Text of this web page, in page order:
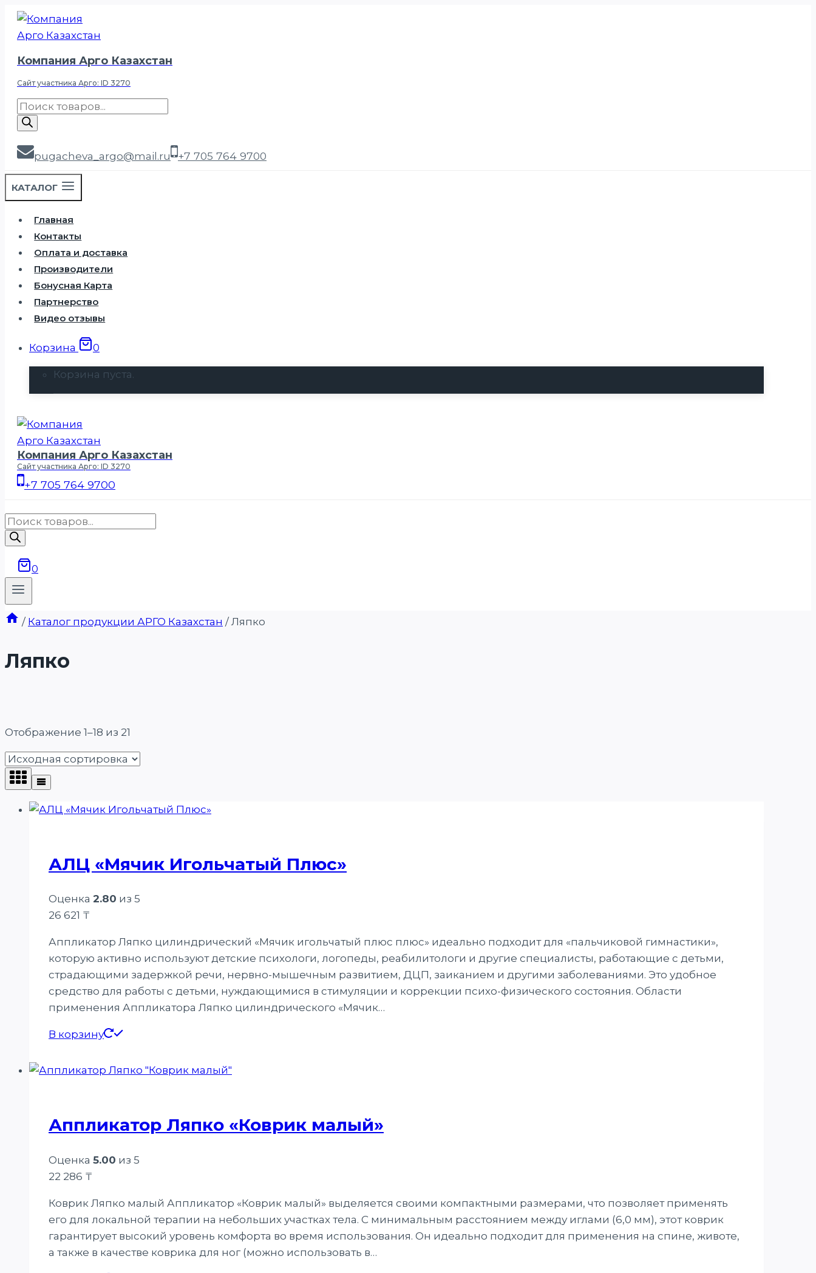
Перейти
Компания Арго Казахстан
Сайт участника Арго: ID 3270
Поиск
товаров
pugacheva_argo@mail.ru +7 705 764 9700
КАТАЛОГ
Главная
Контакты
Оплата и доставка
Производители
Бонусная Карта
Партнерство
Видео отзывы
Корзина 0
Корзина пуста.
Компания Арго Казахстан
Сайт участника Арго: ID 3270
+7 705 764 9700
Поиск
товаров
0
/ Каталог продукции АРГО Казахстан / Ляпко
Ляпко
Отображение 1–18 из 21
АЛЦ «Мячик Игольчатый Плюс»
Оценка 2.80 из 5
26 621 ₸
Аппликатор Ляпко цилиндрический «Мячик игольчатый плюс плюс» идеально подходит для «пальчиковой гимнастики»,
которую активно используют детские психологи, логопеды, реабилитологи и другие специалисты, работающие с детьми,
страдающими задержкой речи, нервно-мышечным развитием, ДЦП, заиканием и другими заболеваниями. Это удобное
средство для работы с детьми, нуждающимися в стимуляции и коррекции психо-физического состояния. Области
применения Аппликатора Ляпко цилиндрического «Мячик…
В корзину
Аппликатор Ляпко «Коврик малый»
Оценка 5.00 из 5
22 286 ₸
Коврик Ляпко малый Аппликатор «Коврик малый» выделяется своими компактными размерами, что позволяет применять
его для локальной терапии на небольших участках тела. С минимальным расстоянием между иглами (6,0 мм), этот коврик
гарантирует высокий уровень комфорта во время использования. Он идеально подходит для применения на спине, животе,
а также в качестве коврика для ног (можно использовать в…